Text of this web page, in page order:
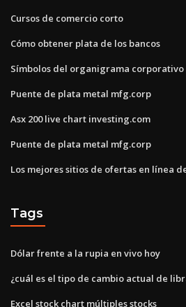
Cursos de comercio corto
Cómo obtener plata de los bancos
Símbolos del organigrama corporativo
Puente de plata metal mfg.corp
Asx 200 live chart investing.com
Puente de plata metal mfg.corp
Los mejores sitios de ofertas en línea
Tags
Dólar frente a la rupia en vivo hoy
¿cuál es el tipo de cambio actual de
Excel stock chart múltiples stocks